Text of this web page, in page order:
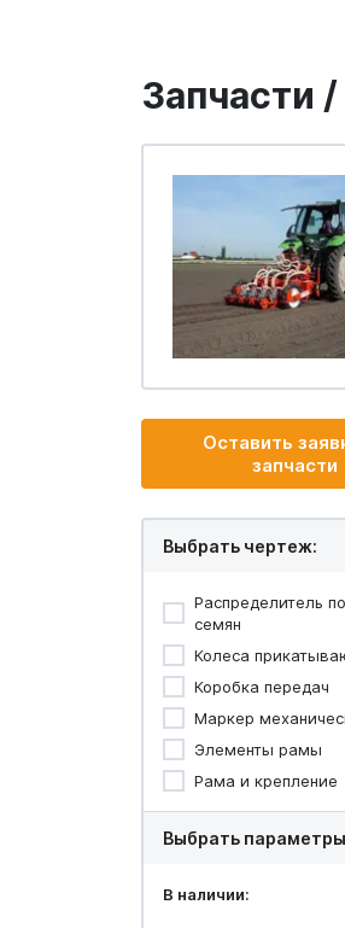
Запчасти
Оставить
запчасти
Выбрать чертеж:
Распределитель
семян
Колеса
Коробка передач
Маркер
Элементы рамы
Рама и крепление
Выбрать
В наличии: